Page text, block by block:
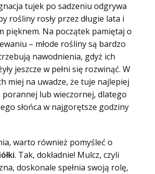
tujek po sadzeniu odgrywa
rośliny rosły przez długie lata i
pięknem. Na początek pamiętaj o
– młode rośliny są bardzo
nawodnienia, gdyż ich
jeszcze w pełni się rozwinąć. W
miej na uwadze, że tuje najlepiej
porannej lub wieczornej, dlatego
słońca w najgorętsze godziny
warto również pomyśleć o
. Tak, dokładnie! Mulcz, czyli
doskonale spełnia swoją rolę,